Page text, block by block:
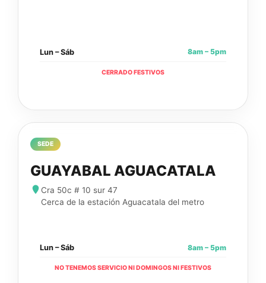
Lun – Sáb 8am – 5pm
CERRADO FESTIVOS
SEDE
GUAYABAL AGUACATALA
Cra 50c # 10 sur 47
Cerca de la estación Aguacatala del metro
Lun – Sáb 8am – 5pm
NO TENEMOS SERVICIO NI DOMINGOS NI FESTIVOS